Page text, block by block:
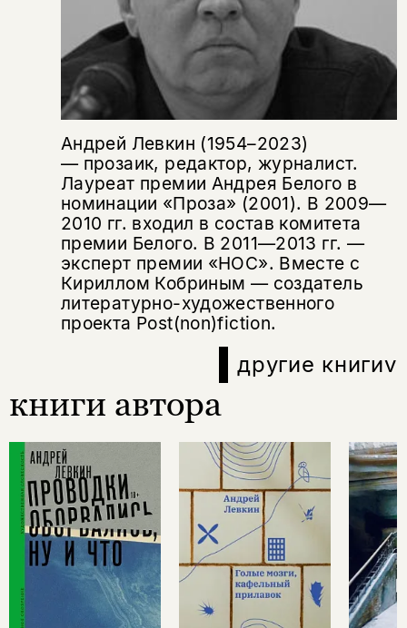
Андрей Левкин (1954–2023)
— прозаик, редактор, журналист.
Лауреат премии Андрея Белого в
номинации «Проза» (2001). В 2009—
2010 гг. входил в состав комитета
премии Белого. В 2011—2013 гг. —
эксперт премии «НОС». Вместе с
Кириллом Кобриным — создатель
литературно-художественного
проекта Post(non)fiction.
другие книгиv
книги автора